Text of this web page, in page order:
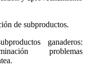
de subproductos.
ganaderos:
problemas